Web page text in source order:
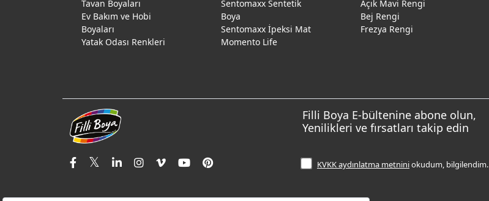
Tavan Boyaları
Ev Bakım ve Hobi
Boyaları
Yatak Odası Renkleri
Sentomaxx Sentetik
Boya
Sentomaxx İpeksi Mat
Momento Life
Açık Mavi Rengi
Bej Rengi
Frezya Rengi
Filli Boya E-bültenine abone olun,
Yenilikleri ve fırsatları takip edin
KVKK aydınlatma metniniokudum, bilgilendim.